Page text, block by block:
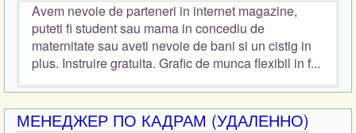
Avem nevoie de parteneri in internet magazine,
puteti fi student sau mama in concediu de
maternitate sau aveti nevoie de bani si un cistig in
plus. Instruire gratuita. Grafic de munca flexibil in f...
МЕНЕДЖЕР ПО КАДРАМ (УДАЛЕННО)